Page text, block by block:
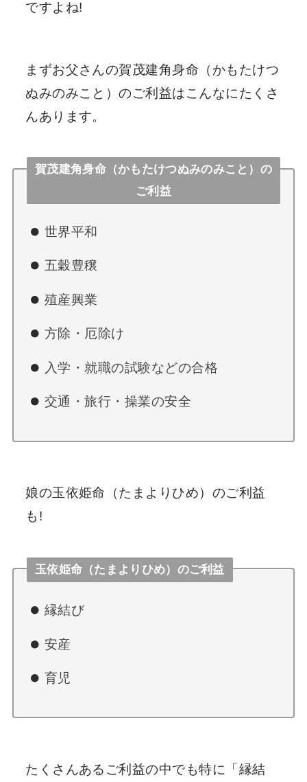
ですよね!
まずお父さんの賀茂建角身命（かもたけつ
ぬみのみこと）のご利益はこんなにたくさ
んあります。
賀茂建角身命（かもたけつぬみのみこと）の
ご利益
世界平和
五穀豊穣
殖産興業
方除・厄除け
入学・就職の試験などの合格
交通・旅行・操業の安全
娘の玉依姫命（たまよりひめ）のご利益
も!
玉依姫命（たまよりひめ）のご利益
縁結び
安産
育児
たくさんあるご利益の中でも特に「縁結